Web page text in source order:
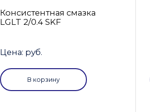
Консистентная смазка
LGLT 2/0.4 SKF
Цена: руб.
В корзину